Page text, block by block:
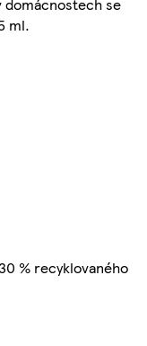
domácnostech se
ml.
% recyklovaného